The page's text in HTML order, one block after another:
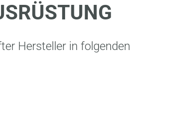
Hersteller in folgenden